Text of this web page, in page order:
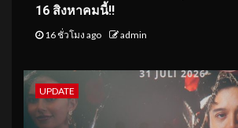
16 สิงหาคมนี้!!
16 ชั่วโมง ago admin
UPDATE